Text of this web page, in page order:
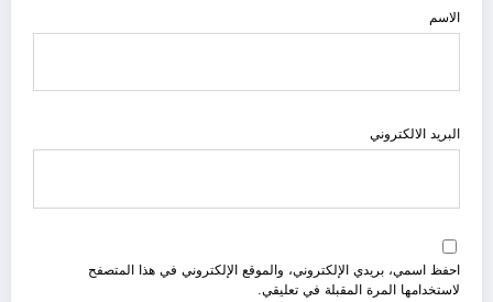
الاسم
البريد الالكتروني
احفظ اسمي، بريدي الإلكتروني، والموقع الإلكتروني في هذا المتصفح
لاستخدامها المرة المقبلة في تعليقي.